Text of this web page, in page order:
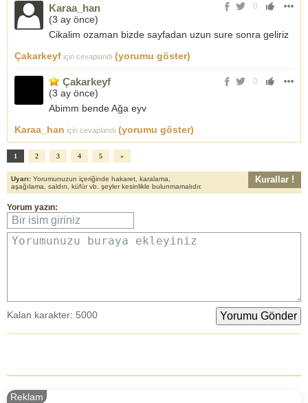
0
Karaa_han
(3 ay önce)
Cikalim ozaman bizde sayfadan uzun sure sonra geliriz
Çakarkeyf için cevaplandı (yorumu göster)
0
Çakarkeyf
(3 ay önce)
Abimm bende Ağa eyv
Karaa_han için cevaplandı (yorumu göster)
1 2 3 4 5 »
Uyarı: Yorumunuzun içeriğinde hakaret, karalama,
aşağılama, saldırı, küfür vb. şeyler kesinlikle bulunmamalıdır.
Kurallar !
Yorum yazın:
Bir isim giriniz
Yorumunuzu buraya ekleyiniz
Kalan karakter: 5000
Reklam